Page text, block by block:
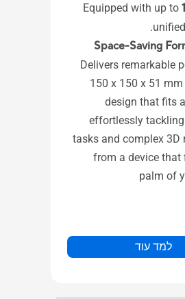
Equipped with up to
Space-Saving
Delivers remarkable
150 x 150 x 51
design that fits
effortlessly tackling
tasks and complex 3D
from a device that
palm of
למד עוד